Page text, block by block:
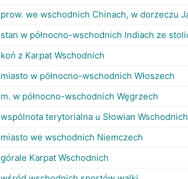
prow. we wschodnich Chinach, w dorzeczu
stan w północno-wschodnich Indiach ze
koń z Karpat Wschodnich
miasto w północno-wschodnich Włoszech
m. w północno-wschodnich Węgrzech
wspólnota terytorialna u Słowian Wschodnich
miasto we wschodnich Niemczech
górale Karpat Wschodnich